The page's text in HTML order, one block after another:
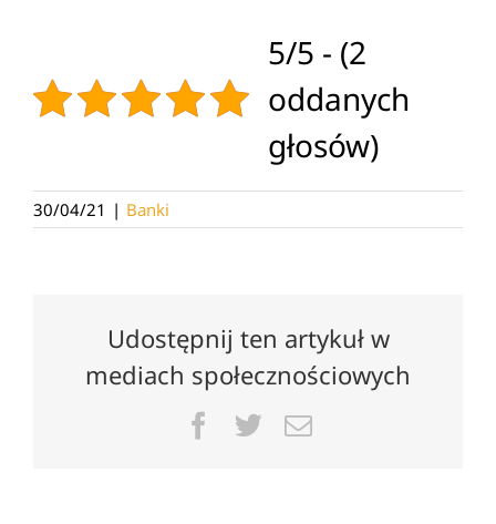
5/5 - (2
oddanych
głosów)
30/04/21 | Banki
Udostępnij ten artykuł w
mediach społecznościowych
Facebook
TwitterEmail